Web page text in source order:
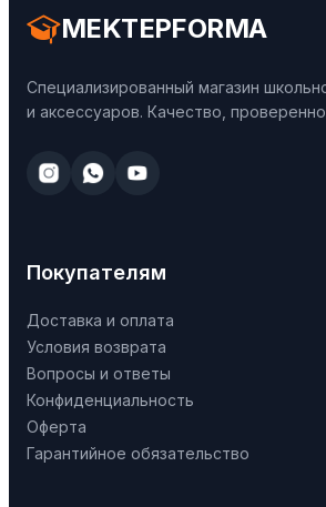
MEKTEPFORMA
Специализированный магазин
и аксессуаров. Качество,
Покупателям
Доставка и оплата
Условия возврата
Вопросы и ответы
Конфиденциальность
Оферта
Гарантийное обязательство